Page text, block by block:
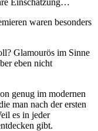
waren besonders
Glamourös im Sinne
eben nicht
genug im modernen
man nach der ersten
es in jeder
gibt.